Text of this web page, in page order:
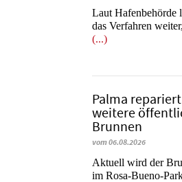
Laut Hafenbehörde
das Verfahren
(...)
Palma repariert
weitere
Brunnen
vom 06.08.2026
Aktuell wird der
im Rosa-Bueno-